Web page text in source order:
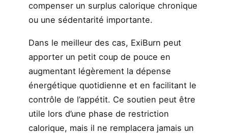
compenser un surplus calorique chronique
ou une sédentarité importante.
Dans le meilleur des cas, ExiBurn peut
apporter un petit coup de pouce en
augmentant légèrement la dépense
énergétique quotidienne et en facilitant le
contrôle de l’appétit. Ce soutien peut être
utile lors d’une phase de restriction
calorique, mais il ne remplacera jamais un